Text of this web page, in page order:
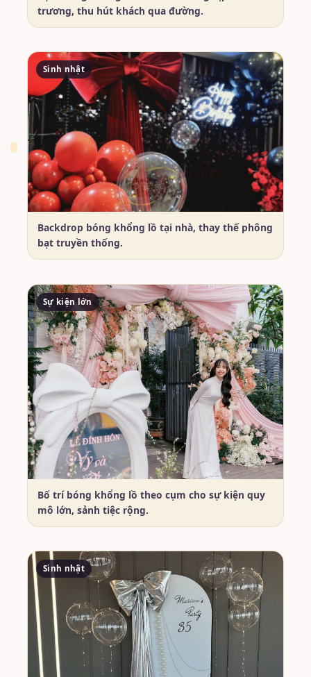
trương, thu hút khách qua đường.
Sinh nhật
Backdrop bóng khổng lồ tại nhà, thay thế phông
bạt truyền thống.
Sự kiện lớn
Bố trí bóng khổng lồ theo cụm cho sự kiện quy
mô lớn, sảnh tiệc rộng.
Sinh nhật